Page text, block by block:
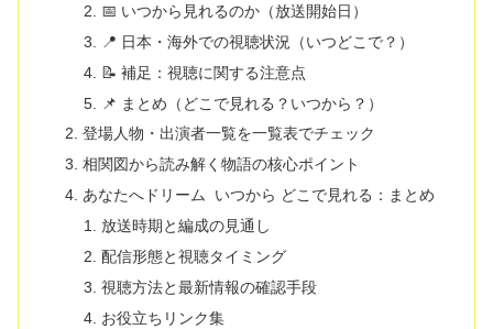
📅 いつから見れるのか（放送開始日）
📍 日本・海外での視聴状況（いつどこで？）
📝 補足：視聴に関する注意点
📌 まとめ（どこで見れる？いつから？）
登場人物・出演者一覧を一覧表でチェック
相関図から読み解く物語の核心ポイント
あなたへドリーム いつから どこで見れる：まとめ
放送時期と編成の見通し
配信形態と視聴タイミング
視聴方法と最新情報の確認手段
お役立ちリンク集